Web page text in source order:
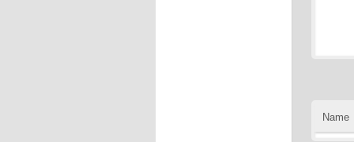
Name